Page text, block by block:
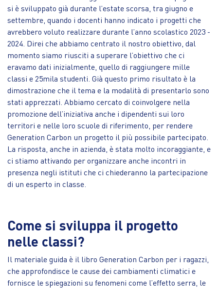
si è sviluppato già durante l’estate scorsa, tra giugno e
settembre, quando i docenti hanno indicato i progetti che
avrebbero voluto realizzare durante l’anno scolastico 2023 -
2024. Direi che abbiamo centrato il nostro obiettivo, dal
momento siamo riusciti a superare l’obiettivo che ci
eravamo dati inizialmente, quello di raggiungere mille
classi e 25mila studenti. Già questo primo risultato è la
dimostrazione che il tema e la modalità di presentarlo sono
stati apprezzati. Abbiamo cercato di coinvolgere nella
promozione dell’iniziativa anche i dipendenti sui loro
territori e nelle loro scuole di riferimento, per rendere
Generation Carbon un progetto il più possibile partecipato.
La risposta, anche in azienda, è stata molto incoraggiante, e
ci stiamo attivando per organizzare anche incontri in
presenza negli istituti che ci chiederanno la partecipazione
di un esperto in classe.
Come si sviluppa il progetto
nelle classi?
Il materiale guida è il libro Generation Carbon per i ragazzi,
che approfondisce le cause dei cambiamenti climatici e
fornisce le spiegazioni su fenomeni come l’effetto serra, le